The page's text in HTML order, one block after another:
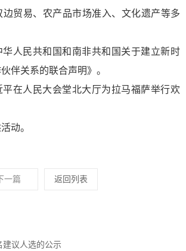
边贸易、农产品市场准入、文化遗产等多
华人民共和国和南非共和国关于建立新时
伴关系的联合声明》。
平在人民大会堂北大厅为拉马福萨举行欢
动。
一篇 返回列表
建议人选的公示